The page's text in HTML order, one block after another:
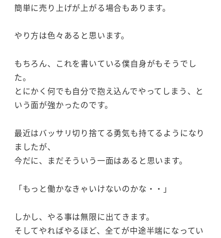
簡単に売り上げが上がる場合もあります。
やり方は色々あると思います。
もちろん、これを書いている僕自身がもそうでし
た。
とにかく何でも自分で抱え込んでやってしまう、と
いう面が強かったのです。
最近はバッサリ切り捨てる勇気も持てるようになり
ましたが、
今だに、まだそういう一面はあると思います。
「もっと働かなきゃいけないのかな・・」
しかし、やる事は無限に出てきます。
そしてやればやるほど、全てが中途半端になってい